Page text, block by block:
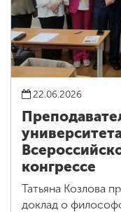
22.06.2026
конгрессе
Татьяна Козлова
доклад о